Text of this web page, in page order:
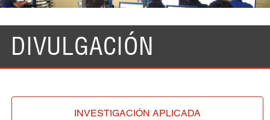
DIVULGACIÓN
INVESTIGACIÓNAPLICADA